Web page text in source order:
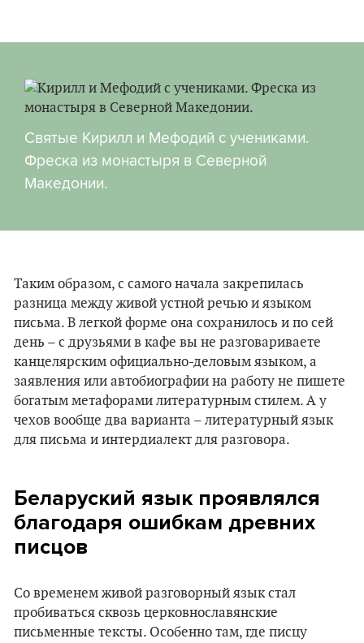
Святые Кирилл и Мефодий с учениками.
Фреска из монастыря в Северной
Македонии.
Таким образом, с самого начала закрепилась ​​
разница между живой устной речью и языком
письма. В легкой форме она сохранилось и по сей
день – с друзьями в кафе вы не разговариваете
канцелярским официально-деловым языком, а
заявления или автобиографии на работу не пишете
богатым метафорами литературным стилем. А у
чехов вообще два варианта – литературный язык
для письма и интердиалект для разговора.
Беларуский язык проявлялся
благодаря ошибкам древних
писцов
Со временем живой разговорный язык стал
пробиваться сквозь церковнославянские
письменные тексты. Особенно там, где писцу